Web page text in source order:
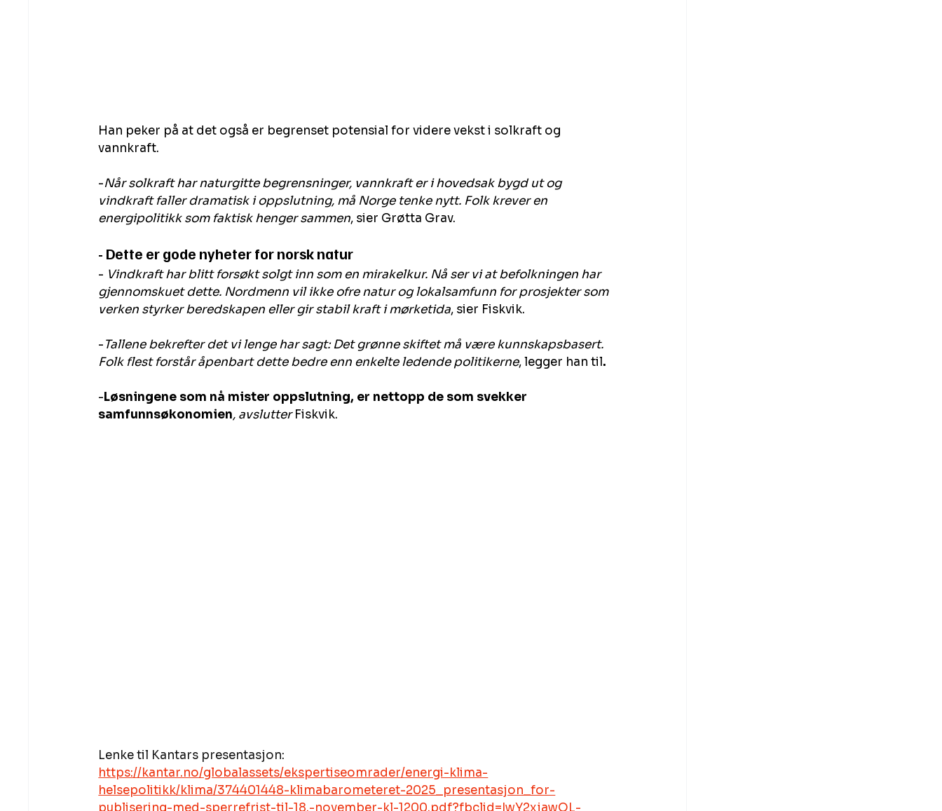
Han peker på at det også er begrenset potensial for videre vekst i solkraft og
vannkraft.
-Når solkraft har naturgitte begrensninger, vannkraft er i hovedsak bygd ut og
vindkraft faller dramatisk i oppslutning, må Norge tenke nytt. Folk krever en
energipolitikk som faktisk henger sammen, sier Grøtta Grav.
- Dette er gode nyheter for norsk natur
- Vindkraft har blitt forsøkt solgt inn som en mirakelkur. Nå ser vi at befolkningen har
gjennomskuet dette. Nordmenn vil ikke ofre natur og lokalsamfunn for prosjekter som
verken styrker beredskapen eller gir stabil kraft i mørketida, sier Fiskvik.
-Tallene bekrefter det vi lenge har sagt: Det grønne skiftet må være kunnskapsbasert.
Folk flest forstår åpenbart dette bedre enn enkelte ledende politikerne, legger han til.
-Løsningene som nå mister oppslutning, er nettopp de som svekker
samfunnsøkonomien, avslutter Fiskvik.
Lenke til Kantars presentasjon:
https://kantar.no/globalassets/ekspertiseomrader/energi-klima-
helsepolitikk/klima/374401448-klimabarometeret-2025_presentasjon_for-
publisering-med-sperrefrist-til-18.-november-kl-1200.pdf?fbclid=IwY2xjawOL-